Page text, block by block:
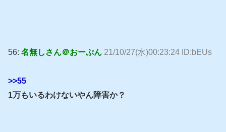
56: 名無しさん＠おーぷん 21/10/27(水)00:23:24 ID:bEUs
>>55
1万もいるわけないやん障害か？